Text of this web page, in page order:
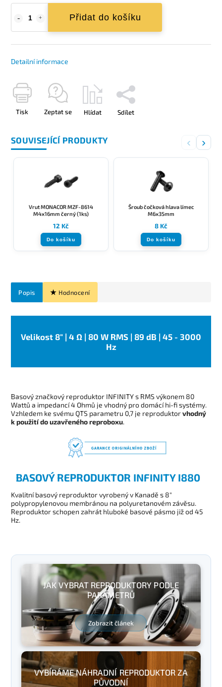
Přidat do košíku
Detailní informace
Tisk Zeptat se Hlídat Sdílet
SOUVISEJÍCÍ PRODUKTY ‹ ›
Vrut MONACOR MZF-8614
M4x16mm černý (1ks)
12 Kč
Do košíku
Šroub čočková hlava límec
M6x35mm
8 Kč
Do košíku
Popis Hodnocení
Velikost 8" | 4 Ω | 80 W RMS | 89 dB | 45 - 3000
Hz
Basový značkový reproduktor INFINITY s RMS výkonem 80
Wattů a impedancí 4 Ohmů je vhodný pro domácí hi-fi systémy.
Vzhledem ke svému QTS parametru 0,7 je reproduktorvhodný
k použití do uzavřeného reproboxu.
BASOVÝ REPRODUKTOR INFINITY I880
Kvalitní basový reproduktor vyrobený v Kanadě s 8"
polypropylenovou membránou na polyuretanovém závěsu.
Reproduktor schopen zahrát hluboké basové pásmo již od 45
Hz.
JAK VYBRAT REPRODUKTORY PODLE
PARAMETRŮ
Zobrazit článek
VYBÍRÁME NÁHRADNÍ REPRODUKTOR ZA
PŮVODNÍ